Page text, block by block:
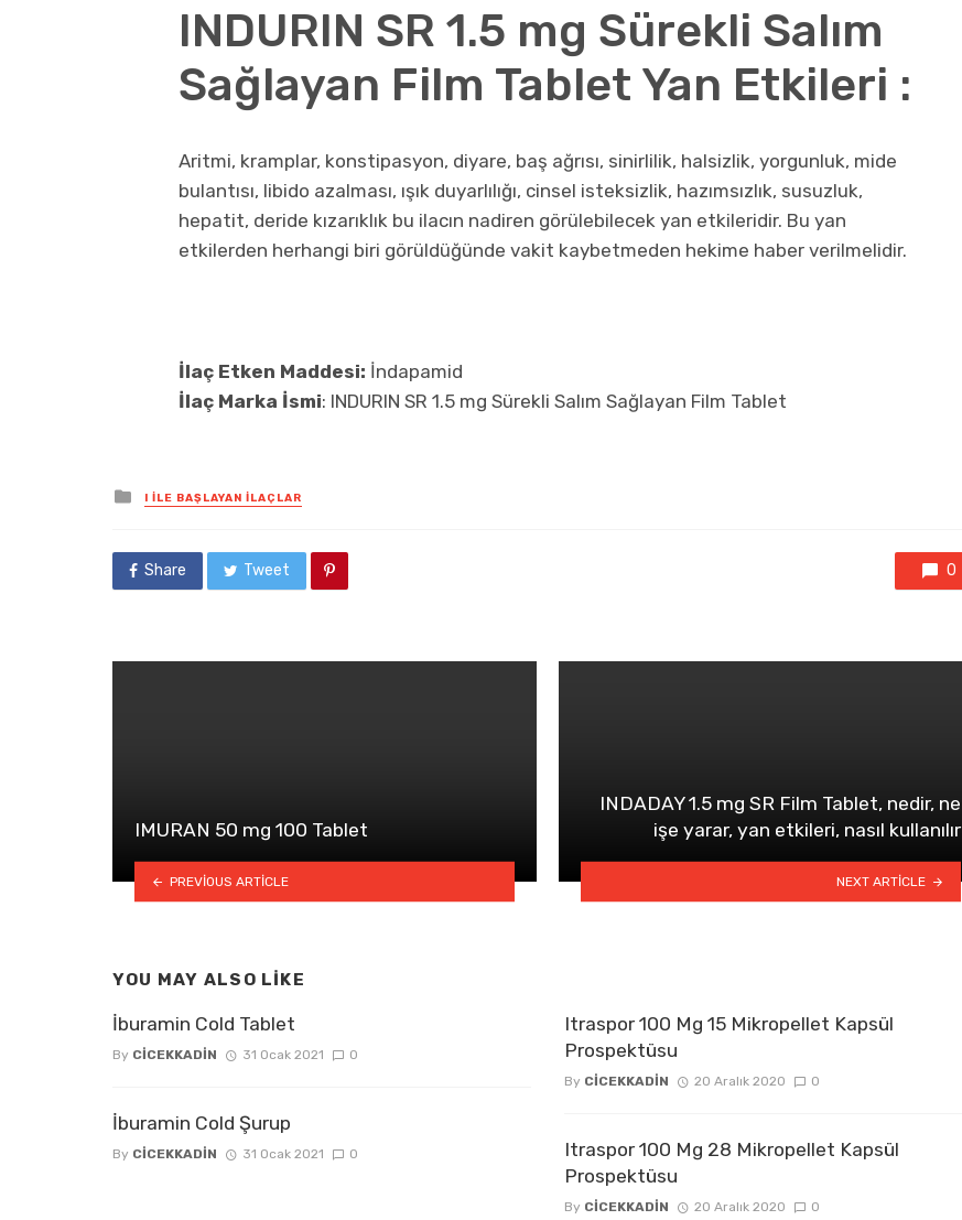
INDURIN SR 1.5 mg Sürekli Salım
Sağlayan Film Tablet Yan Etkileri :
Aritmi, kramplar, konstipasyon, diyare, baş ağrısı, sinirlilik, halsizlik, yorgunluk, mide
bulantısı, libido azalması, ışık duyarlılığı, cinsel isteksizlik, hazımsızlık, susuzluk,
hepatit, deride kızarıklık bu ilacın nadiren görülebilecek yan etkileridir. Bu yan
etkilerden herhangi biri görüldüğünde vakit kaybetmeden hekime haber verilmelidir.
İlaç Etken Maddesi: İndapamid
İlaç Marka İsmi: INDURIN SR 1.5 mg Sürekli Salım Sağlayan Film Tablet
Posted
in
I İLE BAŞLAYAN İLAÇLAR
Share Tweet 0
IMURAN 50 mg 100 Tablet
PREVIOUS ARTICLE
INDADAY 1.5 mg SR Film Tablet, nedir, ne
işe yarar, yan etkileri, nasıl kullanılır
NEXT ARTICLE
YOU MAY ALSO LIKE
İburamin Cold Tablet
By CICEKKADIN 31 Ocak 2021 0
İburamin Cold Şurup
By CICEKKADIN 31 Ocak 2021 0
Itraspor 100 Mg 15 Mikropellet Kapsül
Prospektüsu
By CICEKKADIN 20 Aralık 2020 0
Itraspor 100 Mg 28 Mikropellet Kapsül
Prospektüsu
By CICEKKADIN 20 Aralık 2020 0